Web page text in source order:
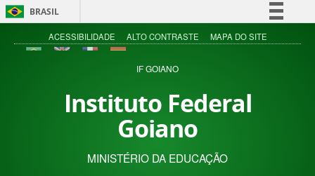
BRASIL
Simplifique!
Acesso à informação
ACESSIBILIDADE ALTO CONTRASTE MAPA DO SITE
IF GOIANO
Instituto Federal
Goiano
MINISTÉRIO DA EDUCAÇÃO